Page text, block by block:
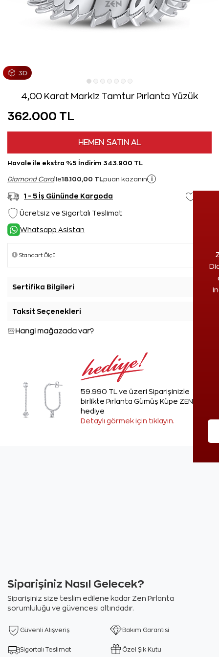
4,00 Karat Markiz Tamtur Pırlanta Yüzük
362.000 TL
HEMEN SATIN AL
Havale ile ekstra %5 İndirim 343.900 TL
Diamond Cardile18.100,00 TL puan kazanın i
1 - 5 İş Gününde Kargoda
Ücretsiz ve Sigortalı Teslimat
Whatsapp Asistan
Sertifika Bilgileri
Taksit Seçenekleri
Hangi mağazada var?
59.990 TL ve üzeri Siparişinizle
birlikte Pırlanta Gümüş Küpe ZEN'den
hediye
Detaylı görmek için tıklayın.
Siparişiniz Nasıl Gelecek?
Siparişiniz size teslim edilene kadar Zen Pırlanta
sorumluluğu ve güvencesi altındadır.
Güvenli Alışveriş Bakım Garantisi
Sigortalı Teslimat Özel Şık Kutu